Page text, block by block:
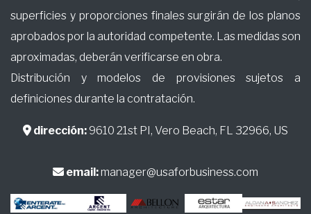
superficies y proporciones finales surgirán de los planos
aprobados por la autoridad competente. Las medidas son
aproximadas, deberán verificarse en obra.
Distribución y modelos de provisiones sujetos a
definiciones durante la contratación.
dirección: 9610 21st PI, Vero Beach, FL 32966, US
email:manager@usaforbusiness.com